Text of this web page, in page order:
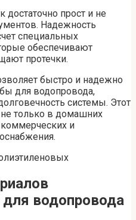
достаточно прост и не
Надежность
специальных
обеспечивают
протечки.
быстро и надежно
для водопровода,
системы. Этот
только в домашних
и
водопровода